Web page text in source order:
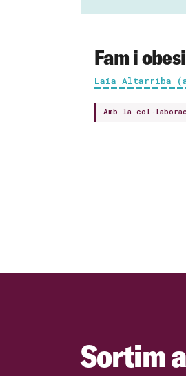
Fam i
Laia Altarriba
Amb la
Sortim